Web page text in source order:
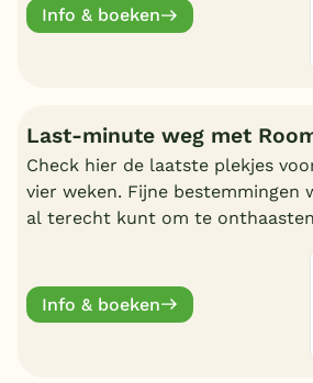
Info & boeken
Last-minute weg met
Check hier de laatste plekjes
vier weken. Fijne bestemmingen
al terecht kunt om te
Info & boeken